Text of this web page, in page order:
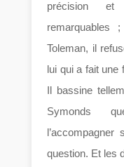
précision
remarquables
Toleman, il
lui qui a fait une
Il bassine
Symonds
question. Et les